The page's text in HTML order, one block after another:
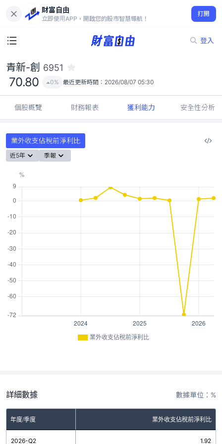
財富自由
立即使用APP，開啟您的股市智慧導航！
打開
登入
70.80
0%
青新-創 6951
70.80 0% 最近更新時間： 2026/08/07 05:30
個股概覽 財務報表 獲利能力 安全性分析
業外收支佔稅前淨利比
近5年 季報
業外收支佔稅前淨利比
詳細數據 數據單位：%
年度/季度 業外收支佔稅前淨利比
2026-Q2 1.92